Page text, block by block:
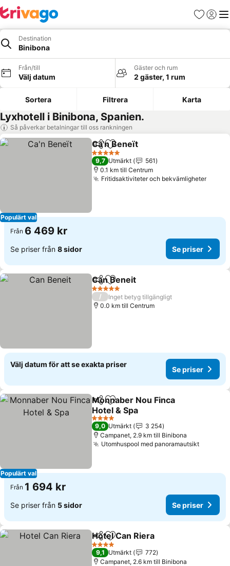
Favoriter
Logga
Destination
Binibona
Från/till
Välj datum
Gäster och rum
2 gäster, 1 rum
Sortera Filtrera Karta
Lyxhotell i Binibona, Spanien.
Så påverkar betalningar till oss rankningen
Populärt val
Dela Lägg till i Mina Favoriter
Ca'n Beneït
5 Stjärnor
9,7 Utmärkt
561
0.1 km till Centrum
Fritidsaktiviteter och bekvämligheterSe
Från 6 469 kr
Se priser från 8 sidor Se priser
Dela Lägg till i Mina Favoriter
Can Beneit
5 Stjärnor
/
Inget betyg tillgängligt
0.0 km till Centrum
Välj datum för att se exakta priser
Se priser
Populärt val
Dela Lägg till i Mina Favoriter
Monnaber Nou Finca
Hotel & Spa
Se priser
4 Stjärnor
9,0 Utmärkt
3 254
Campanet, 2.9 km till Binibona
Utomhuspool med panoramautsiktSe
Från 1 694 kr
Se priser från 5 sidor Se priser
Dela Lägg till i Mina Favoriter
Hotel Can Riera
4 Stjärnor
9,1 Utmärkt
772
Campanet, 2.6 km till Binibona